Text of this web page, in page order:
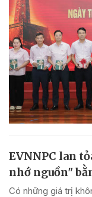
EVNNPC lan
nhớ nguồn"
Có những giá trị